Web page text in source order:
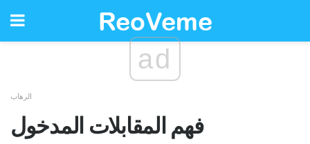
ad
الرهاب
فهم المقابلات المدخول